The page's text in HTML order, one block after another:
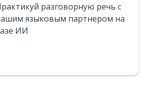
разговорную речь с
языковым партнером на
ИИ